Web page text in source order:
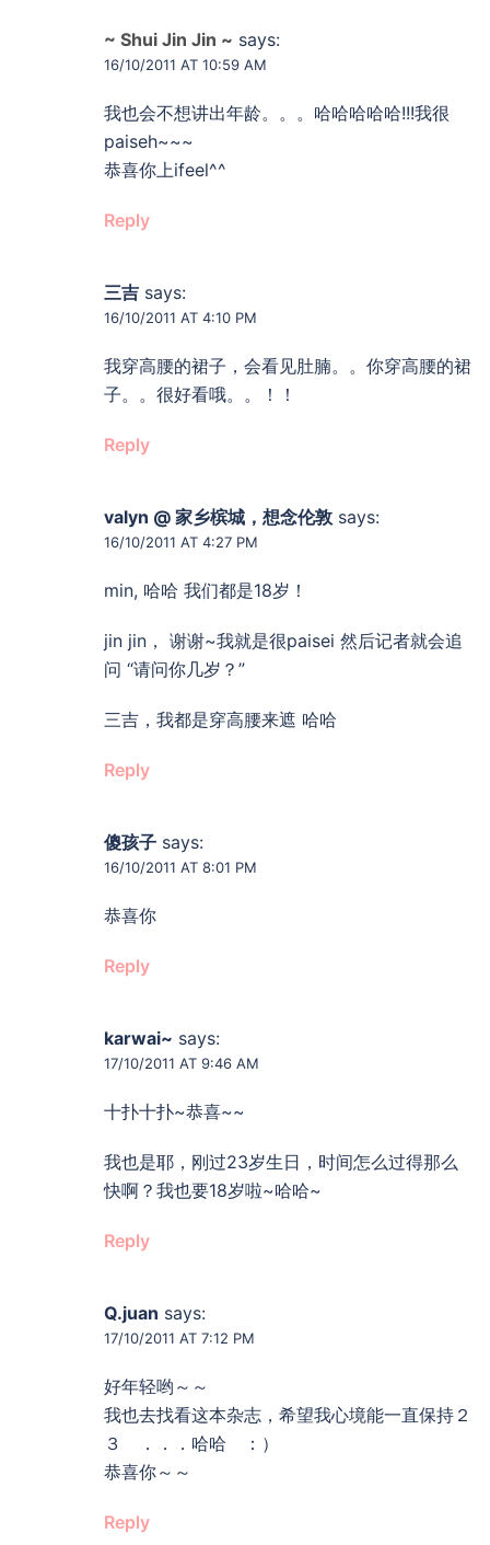
~ Shui Jin Jin ~ says:
16/10/2011 AT 10:59 AM
我也会不想讲出年龄。。。哈哈哈哈哈!!!我很
paiseh~~~
恭喜你上ifeel^^
Reply
三吉 says:
16/10/2011 AT 4:10 PM
我穿高腰的裙子，会看见肚腩。。你穿高腰的裙
子。。很好看哦。。！！
Reply
valyn @ 家乡槟城，想念伦敦 says:
16/10/2011 AT 4:27 PM
min, 哈哈 我们都是18岁！
jin jin， 谢谢~我就是很paisei 然后记者就会追
问 “请问你几岁？”
三吉，我都是穿高腰来遮 哈哈
Reply
傻孩子 says:
16/10/2011 AT 8:01 PM
恭喜你
Reply
karwai~ says:
17/10/2011 AT 9:46 AM
十扑十扑~恭喜~~
我也是耶，刚过23岁生日，时间怎么过得那么
快啊？我也要18岁啦~哈哈~
Reply
Q.juan says:
17/10/2011 AT 7:12 PM
好年轻哟～～
我也去找看这本杂志，希望我心境能一直保持２
３ ．．．哈哈 ：）
恭喜你～～
Reply